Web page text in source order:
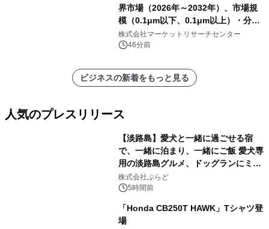
界市場（2026年～2032年）、市場規
模（0.1μm以下、0.1μm以上）・分析
レポートを発表
株式会社マーケットリサーチセンター
46分前
ビジネスの新着をもっと見る
人気のプレスリリース
【淡路島】愛犬と一緒に過ごせる宿
で、一緒に泊まり、一緒にご飯 愛犬専
用の淡路島グルメ、ドッグランにミニ
プール グランピングとトレーラーハウ
スの2施設で
株式会社ぷらど
5時間前
「Honda CB250T HAWK」Tシャツ登
場